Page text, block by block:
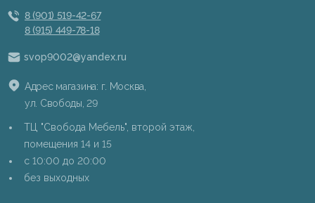
8 (901) 519-42-67
8 (915) 449-78-18
svop9002@yandex.ru
Адрес магазина: г. Москва,
ул. Свободы, 29
ТЦ "Свобода Мебель", второй этаж,
помещения 14 и 15
c 10:00 до 20:00
без выходных